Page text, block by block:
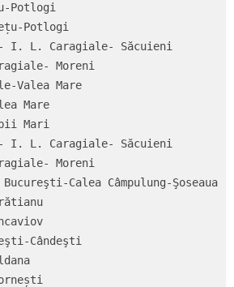
Potlogi
Potlogi
I. L. Caragiale- Săcuieni
Moreni
Valea Mare
Mare
Mari
I. L. Caragiale- Săcuieni
Moreni
Calea Câmpulung-Şoseaua
Cândeşti